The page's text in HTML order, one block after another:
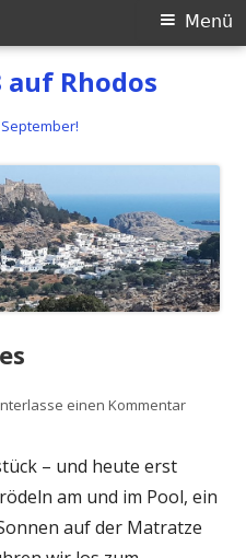
auf Rhodos
Menü
einen Kommentar
– und heute erst
am und im Pool, ein
auf der Matratze